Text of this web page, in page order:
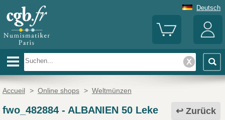
Deutsch
Accueil > Online shops > Weltmünzen
Zurück
fwo_482884- ALBANIEN 50 Leke